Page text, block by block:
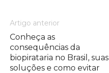
Artigo anterior
Conheça as
consequências da
biopirataria no Brasil, suas
soluções e como evitar